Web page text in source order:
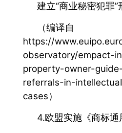
建立“商业秘密犯罪”
（编译自
https://
observatory/empact-
property-owner-
referrals-in-
cases）
4.欧盟实施《商标通